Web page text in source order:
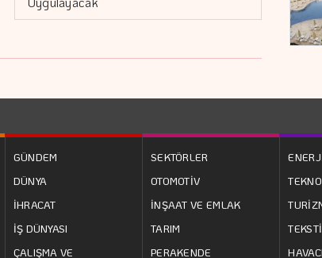
GÜNDEM
DÜNYA
İHRACAT
İŞ DÜNYASI
ÇALIŞMA VE
SEKTÖRLER
OTOMOTİV
İNŞAAT VE EMLAK
TARIM
PERAKENDE